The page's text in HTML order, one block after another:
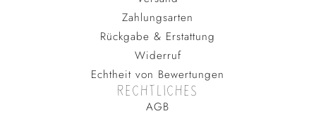
Zahlungsarten
Rückgabe & Erstattung
Widerruf
Echtheit von Bewertungen
RECHTLICHES
AGB